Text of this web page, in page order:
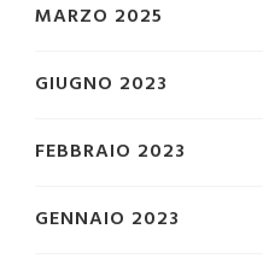
MARZO 2025
GIUGNO 2023
FEBBRAIO 2023
GENNAIO 2023